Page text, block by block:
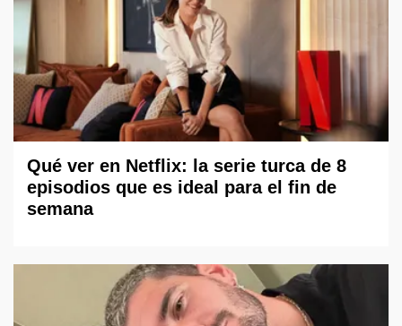
Qué ver en Netflix: la serie turca de 8
episodios que es ideal para el fin de
semana